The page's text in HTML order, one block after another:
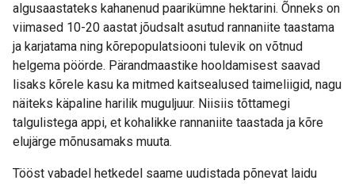
algusaastateks kahanenud paarikümne hektarini. Õnneks on
viimased 10-20 aastat jõudsalt asutud rannaniite taastama
ja karjatama ning kõrepopulatsiooni tulevik on võtnud
helgema pöörde. Pärandmaastike hooldamisest saavad
lisaks kõrele kasu ka mitmed kaitsealused taimeliigid, nagu
näiteks käpaline harilik muguljuur. Niisiis tõttamegi
talgulistega appi, et kohalikke rannaniite taastada ja kõre
elujärge mõnusamaks muuta.
Tööst vabadel hetkedel saame uudistada põnevat laidu